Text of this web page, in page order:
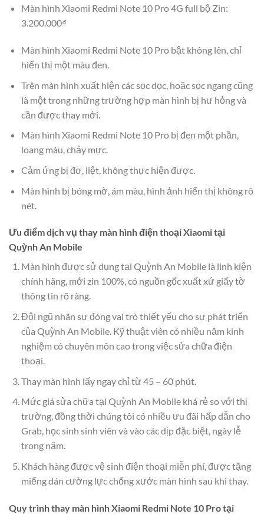
Màn hình Xiaomi Redmi Note 10 Pro 4G full bộ Zin:
3.200.000₫
Màn hình Xiaomi Redmi Note 10 Pro bật không lên, chỉ
hiển thị một màu đen.
Trên màn hình xuất hiện các sọc dọc, hoặc sọc ngang cũng
là một trong những trường hợp màn hình bị hư hỏng và
cần được thay mới.
Màn hình Xiaomi Redmi Note 10 Pro bị đen một phần,
loang màu, chảy mực.
Cảm ứng bị đơ, liệt, không thực hiện được.
Màn hình bị bóng mờ, ám màu, hình ảnh hiển thị không rõ
nét.
Ưu điểm dịch vụ thay màn hình điện thoại Xiaomi tại
Quỳnh An Mobile
Màn hình được sử dụng tại Quỳnh An Mobile là linh kiện
chính hãng, mới zin 100%, có nguồn gốc xuất xứ giấy tờ
thông tin rõ ràng.
Đội ngũ nhân sự đóng vai trò thiết yếu cho sự phát triển
của Quỳnh An Mobile. Kỹ thuật viên có nhiều năm kinh
nghiệm có chuyên môn cao trong việc sửa chữa điện
thoại.
Thay màn hình lấy ngay chỉ từ 45 – 60 phút.
Mức giá sửa chữa tại Quỳnh An Mobile khá rẻ so với thị
trường, đồng thời chúng tôi có nhiều ưu đãi hấp dẫn cho
Grab, học sinh sinh viên và vào các dịp đặc biệt, ngày lễ
trong năm.
Khách hàng được vệ sinh điện thoại miễn phí, được tặng
miếng dán cường lực chống xước màn hình sau khi thay.
Quy trình thay màn hình Xiaomi Redmi Note 10 Pro tại